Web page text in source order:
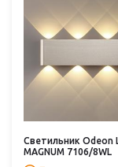
Светильник Odeon
MAGNUM 7106/8WL